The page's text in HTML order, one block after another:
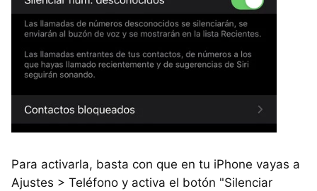
Para activarla, basta con que en tu iPhone vayas a
Ajustes > Teléfono y activa el botón "Silenciar